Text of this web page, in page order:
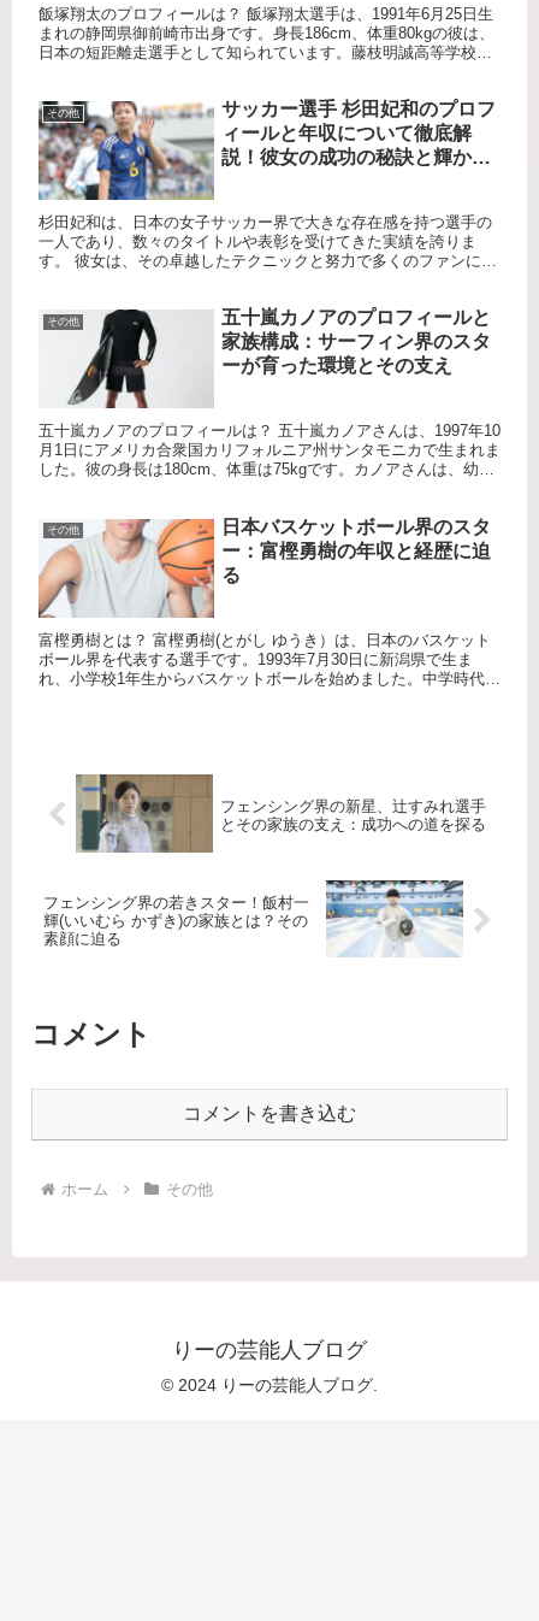
飯塚翔太のプロフィールは？ 飯塚翔太選手は、1991年6月25日生
まれの静岡県御前崎市出身です。身長186cm、体重80kgの彼は、
日本の短距離走選手として知られています。藤枝明誠高等学校を
その他
サッカー選手 杉田妃和のプロフ
ィールと年収について徹底解
説！彼女の成功の秘訣と輝かし
杉田妃和は、日本の女子サッカー界で大きな存在感を持つ選手の
一人であり、数々のタイトルや表彰を受けてきた実績を誇りま
す。 彼女は、その卓越したテクニックと努力で多くのファンに愛
その他
五十嵐カノアのプロフィールと
家族構成：サーフィン界のスタ
ーが育った環境とその支え
五十嵐カノアのプロフィールは？ 五十嵐カノアさんは、1997年10
月1日にアメリカ合衆国カリフォルニア州サンタモニカで生まれま
した。彼の身長は180cm、体重は75kgです。カノアさんは、幼少
その他
日本バスケットボール界のスタ
ー：富樫勇樹の年収と経歴に迫
る
富樫勇樹とは？ 富樫勇樹(とがし ゆうき）は、日本のバスケット
ボール界を代表する選手です。1993年7月30日に新潟県で生ま
れ、小学校1年生からバスケットボールを始めました。中学時代に
フェンシング界の新星、辻すみれ選手
とその家族の支え：成功への道を探る
フェンシング界の若きスター！飯村一
輝(いいむら かずき)の家族とは？その
素顔に迫る
コメント
コメントを書き込む
ホーム その他
りーの芸能人ブログ
© 2024 りーの芸能人ブログ.